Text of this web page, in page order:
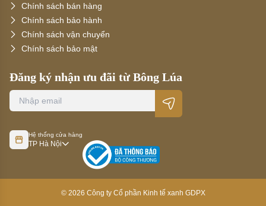
Chính sách bán hàng
Chính sách bảo hành
Chính sách vận chuyển
Chính sách bảo mật
Đăng ký nhận ưu đãi từ Bông Lúa
Hệ thống cửa hàng
TP Hà Nội
© 2026 Công ty Cổ phần Kinh tế xanh GDPX